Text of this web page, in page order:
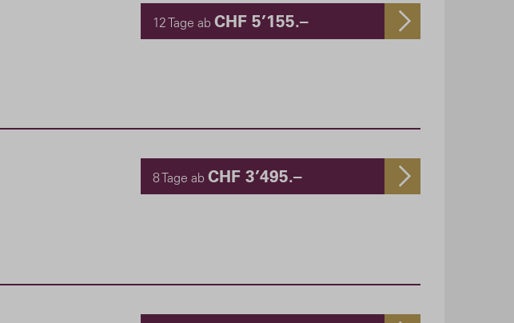
12 Tage ab CHF 5’155.–
8 Tage ab CHF 3’495.–